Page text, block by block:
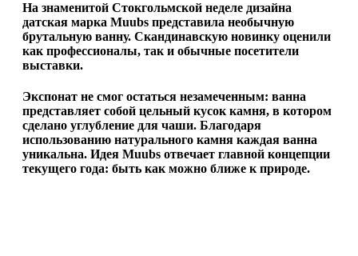
На знаменитой Стокгольмской неделе дизайна
датская марка Muubs представила необычную
брутальную ванну. Скандинавскую новинку оценили
как профессионалы, так и обычные посетители
выставки.
Экспонат не смог остаться незамеченным: ванна
представляет собой цельный кусок камня, в котором
сделано углубление для чаши. Благодаря
использованию натурального камня каждая ванна
уникальна. Идея Muubs отвечает главной концепции
текущего года: быть как можно ближе к природе.